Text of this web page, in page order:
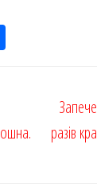
я
разів